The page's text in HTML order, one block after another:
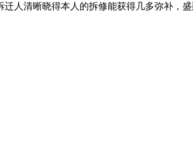
人清晰晓得本人的拆修能获得几多弥补，